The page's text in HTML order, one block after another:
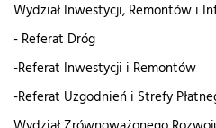
Wydział Inwestycji, Remontów i
- Referat Dróg
-Referat Inwestycji i Remontów
-Referat Uzgodnień i Strefy